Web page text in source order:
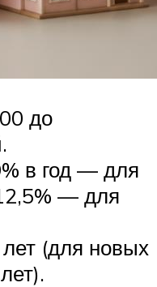
до
в год — для
— для
(для новых